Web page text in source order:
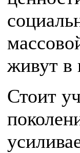
живут в
Стоит